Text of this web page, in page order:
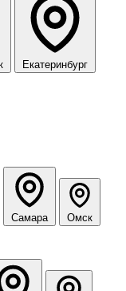
Екатеринбург
Самара Омск